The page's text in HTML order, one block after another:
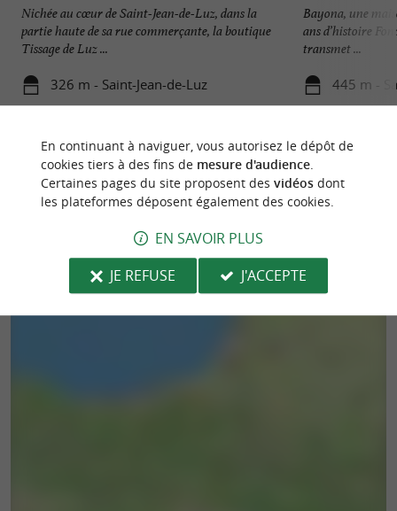
Nichée au cœur de Saint-Jean-de-Luz, dans la
partie haute de sa rue commerçante, la boutique
Tissage de Luz ...
326 m - Saint-Jean-de-Luz
Bayona, une
ans d’histoire
transmet ...
445 m -
En continuant à naviguer, vous autorisez le dépôt de
cookies tiers à des fins de mesure d'audience.
Certaines pages du site proposent des vidéosdont
les plateformes déposent également des cookies.
EN SAVOIR PLUS
JE REFUSE
J'ACCEPTE